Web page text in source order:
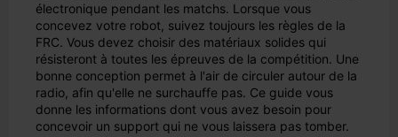
électronique pendant les matchs. Lorsque vous
concevez votre robot, suivez toujours les règles de la
FRC. Vous devez choisir des matériaux solides qui
résisteront à toutes les épreuves de la compétition. Une
bonne conception permet à l'air de circuler autour de la
radio, afin qu'elle ne surchauffe pas. Ce guide vous
donne les informations dont vous avez besoin pour
concevoir un support qui ne vous laissera pas tomber.